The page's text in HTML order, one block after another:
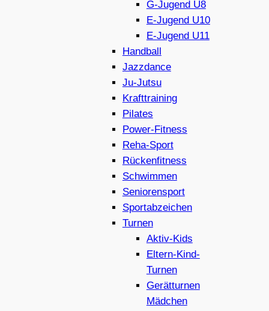
G-Jugend U8
E-Jugend U10
E-Jugend U11
Handball
Jazzdance
Ju-Jutsu
Krafttraining
Pilates
Power-Fitness
Reha-Sport
Rückenfitness
Schwimmen
Seniorensport
Sportabzeichen
Turnen
Aktiv-Kids
Eltern-Kind-
Turnen
Gerätturnen
Mädchen